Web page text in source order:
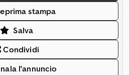
stampa
Salva
Condividi
l'annuncio